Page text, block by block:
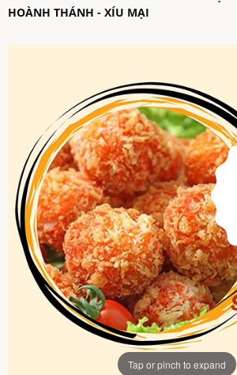
HOÀNH THÁNH - XÍU MẠI
Tap or pinch to expand